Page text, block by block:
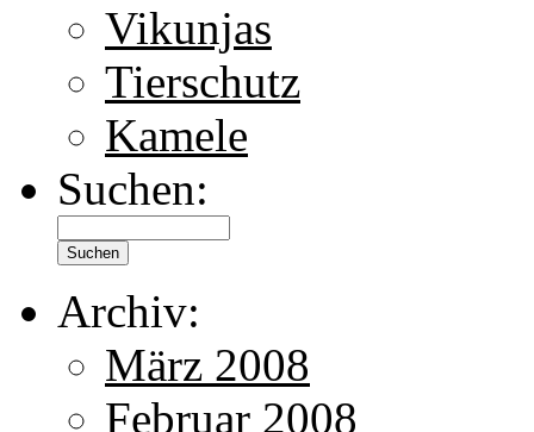
Vikunjas
Tierschutz
Kamele
Suchen:
Archiv:
März 2008
Februar 2008